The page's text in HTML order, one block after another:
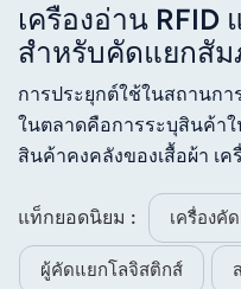
เครื่องอ่าน RFID
สำหรับคัดแยกสั
การประยุกต์ใช้ในสถานก
ในตลาดคือการระบุสินค้าใ
สินค้าคงคลังของเสื้อผ้า เค
แท็กยอดนิยม :
เครื่องคั
ผู้คัดแยกโลจิสติกส์